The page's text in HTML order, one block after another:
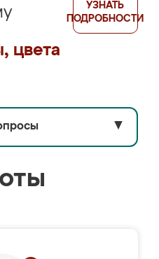
цвета
УЗНАТЬ
ПОДРОБНОСТИ
▼